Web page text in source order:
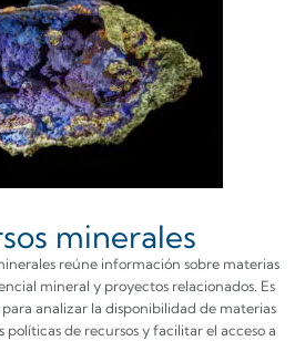
minerales
reúne información sobre materias
mineral y proyectos relacionados. Es
analizar la disponibilidad de materias
políticas de recursos y facilitar el acceso a